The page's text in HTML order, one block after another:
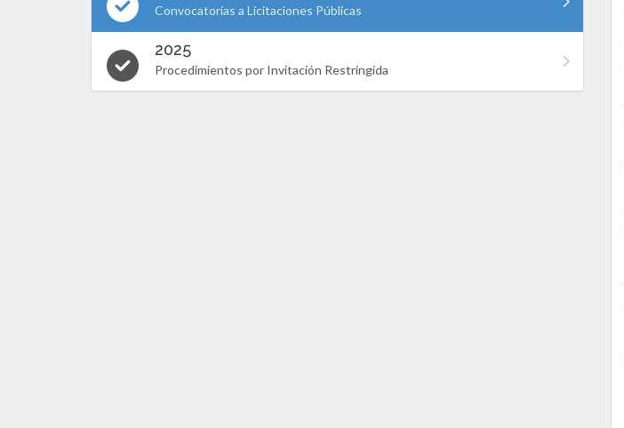
Convocatorias a Licitaciones Públicas
2025
Procedimientos por Invitación Restringida